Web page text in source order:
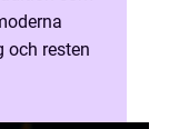
och resten